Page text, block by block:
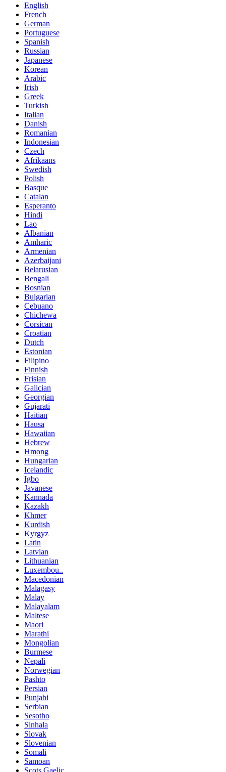
English
French
German
Portuguese
Spanish
Russian
Japanese
Korean
Arabic
Irish
Greek
Turkish
Italian
Danish
Romanian
Indonesian
Czech
Afrikaans
Swedish
Polish
Basque
Catalan
Esperanto
Hindi
Lao
Albanian
Amharic
Armenian
Azerbaijani
Belarusian
Bengali
Bosnian
Bulgarian
Cebuano
Chichewa
Corsican
Croatian
Dutch
Estonian
Filipino
Finnish
Frisian
Galician
Georgian
Gujarati
Haitian
Hausa
Hawaiian
Hebrew
Hmong
Hungarian
Icelandic
Igbo
Javanese
Kannada
Kazakh
Khmer
Kurdish
Kyrgyz
Latin
Latvian
Lithuanian
Luxembou..
Macedonian
Malagasy
Malay
Malayalam
Maltese
Maori
Marathi
Mongolian
Burmese
Nepali
Norwegian
Pashto
Persian
Punjabi
Serbian
Sesotho
Sinhala
Slovak
Slovenian
Somali
Samoan
Scots Gaelic